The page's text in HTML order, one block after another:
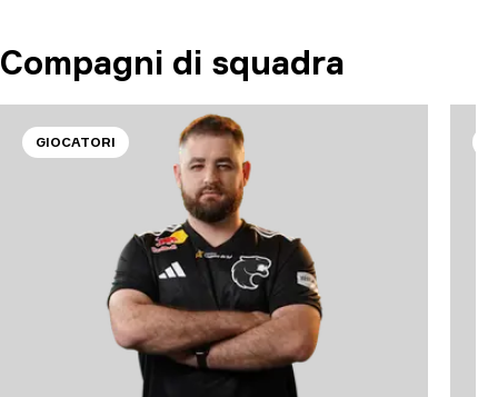
Compagni di squadra
GIOCATORI